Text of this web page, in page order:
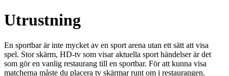
Utrustning
En sportbar är inte mycket av en sport arena utan ett sätt att visa
spel. Stor skärm, HD-tv som visar aktuella sport händelser är det
som gör en vanlig restaurang till en sportbar. För att kunna visa
matcherna måste du placera tv skärmar runt om i restaurangen.